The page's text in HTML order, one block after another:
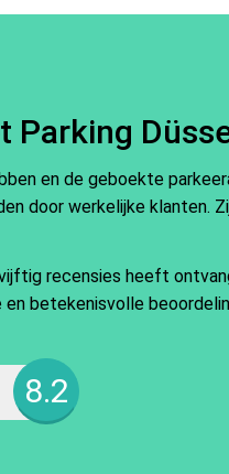
Parking
en de geboekte
door werkelijke klanten.
recensies heeft
betekenisvolle
8.2